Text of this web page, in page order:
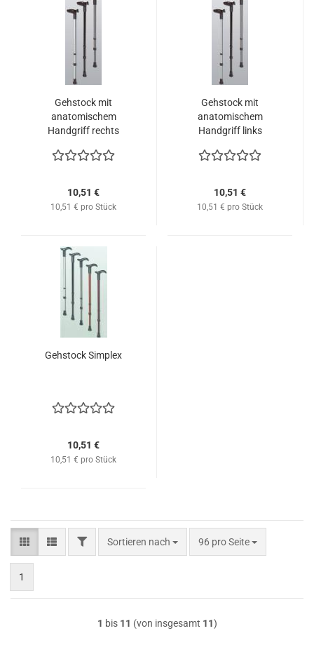
Gehstock mit
anatomischem
Handgriff rechts
10,51 €
10,51 € pro Stück
Gehstock mit
anatomischem
Handgriff links
10,51 €
10,51 € pro Stück
Gehstock Simplex
10,51 €
10,51 € pro Stück
FILTERSortieren nach
Sortieren nach 96 pro Seite
pro Seite
1
1 bis 11 (von insgesamt 11)